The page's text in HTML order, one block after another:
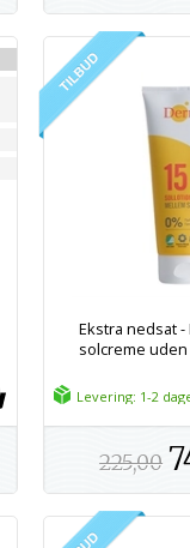
Ekstra nedsat -
solcreme
Levering: 1-2
225,00